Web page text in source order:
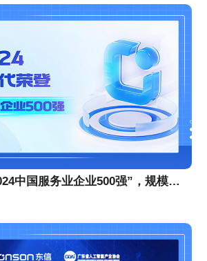
东信时代上榜“2024中国服务业企业500强”，规模实力稳步增长